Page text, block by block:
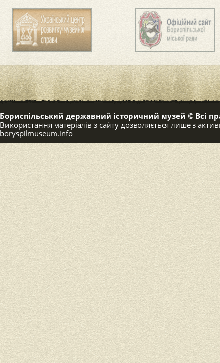
Бориспільський державний історичний музей © Всі
Використання матеріалів з сайту дозволяється лише з
boryspilmuseum.info